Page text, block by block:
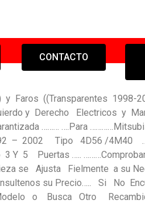
CONTACTO
Faros ((Transparentes 1998-
y Derecho Electricos y
……… ….Para
– 2002 Tipo 4D56 /4M40
3 Y 5 Puertas …..
se Ajusta Fielmente a su
su Precio….. Si No
o Busca Otro